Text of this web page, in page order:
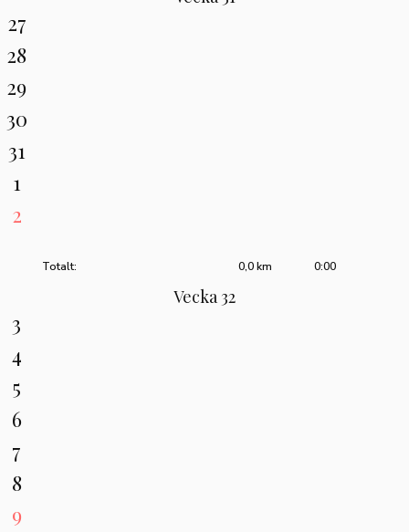
27
28
29
30
31
1
2
Totalt: 0:00
0,0 km
Vecka 32
3
4
5
6
7
8
9